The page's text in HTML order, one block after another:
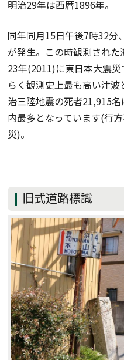
明治29年は西暦1896年。
同年同月15日午後7時32分
が発生。この時観測され
23年(2011)に東日本大震
らく観測史上最も高い津
治三陸地震の死者21,915
内最多となっています(行
災)。
旧式道路標識